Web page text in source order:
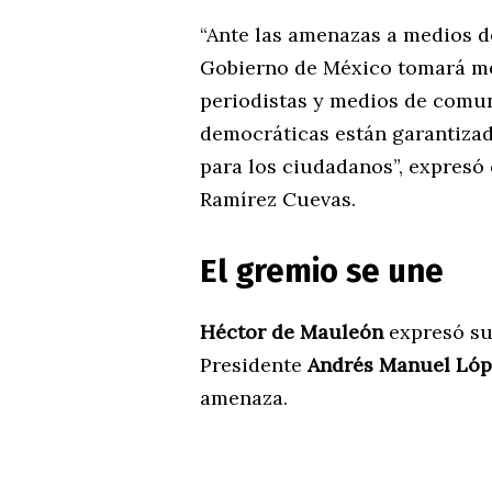
“Ante las amenazas a
Gobierno de México tomará
periodistas y medios de
democráticas están
para los ciudadanos”,
Ramírez Cuevas.
El gremio se une
Héctor de Mauleónexpresó
Presidente Andrés Manuel
amenaza.